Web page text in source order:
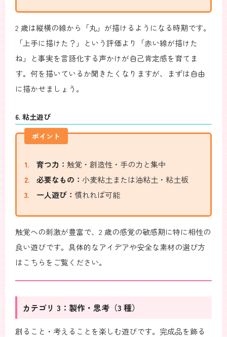
2 歳は縦横の線から「丸」が描けるようになる時期です。
「上手に描けた？」という評価より「赤い線が描けた
ね」と事実を言語化する声かけが自己肯定感を育てま
す。何を描いているか聞きたくなりますが、まずは自由
に描かせましょう。
6. 粘土遊び
ポイント
育つ力： 触覚・創造性・手の力と集中
必要なもの： 小麦粘土または油粘土・粘土板
一人遊び： 慣れれば可能
触覚への刺激が豊富で、2 歳の感覚の敏感期に特に相性の
良い遊びです。具体的なアイデアや安全な素材の選び方
はこちらをご覧ください。
カテゴリ 3：製作・思考（3 種）
創ること・考えることを楽しむ遊びです。完成品を飾る